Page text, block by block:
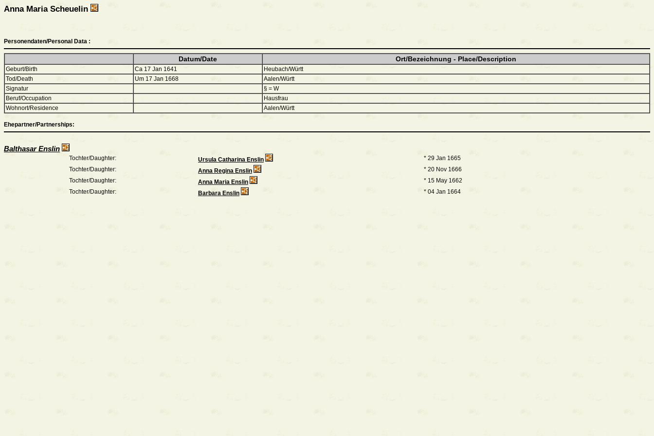
Anna Maria Scheuelin
Personendaten/Personal Data :
Datum/Date Ort/Bezeichnung - Place/Description
Geburt/Birth Ca 17 Jan 1641
Heubach/Württ
Tod/Death
Um 17 Jan 1668
Aalen/Württ
Signatur
§ = W
Beruf/Occupation
Hausfrau
Wohnort/Residence
Aalen/Württ
Ehepartner/Partnerships:
Balthasar Enslin
Tochter/Daughter: Ursula Catharina Enslin
* 29 Jan 1665
Tochter/Daughter:
Anna Regina Enslin
* 20 Nov 1666
Tochter/Daughter:
Anna Maria Enslin
* 15 May 1662
Tochter/Daughter:
Barbara Enslin * 04 Jan 1664